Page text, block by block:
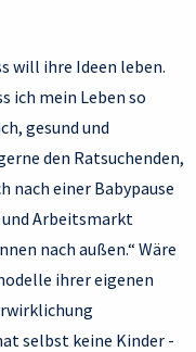
will ihre Ideen leben.
ich mein Leben so
gesund und
den Ratsuchenden,
nach einer Babypause
Arbeitsmarkt
nach außen.“ Wäre
ihrer eigenen
selbst keine Kinder -